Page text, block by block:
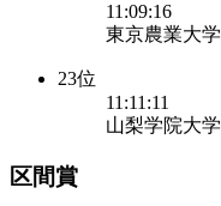
11:09:16
東京農業大学
23位
11:11:11
山梨学院大学
区間賞